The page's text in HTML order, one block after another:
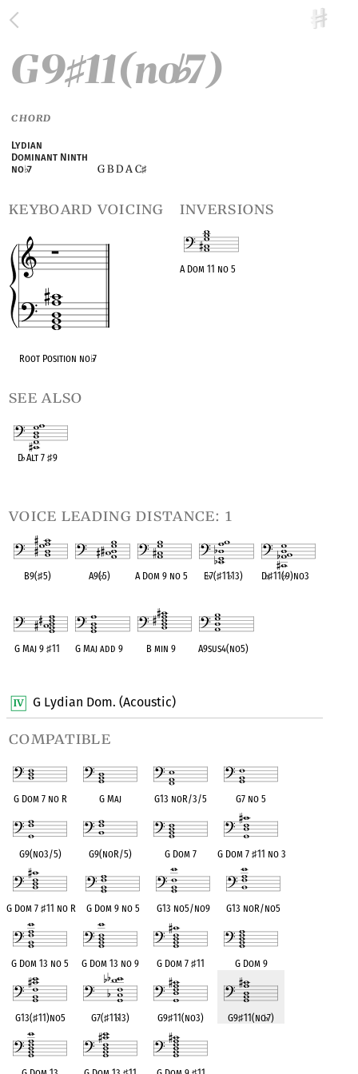
G Lydian Dom. (Acoustic)
compatible
G Dom 7 no R G Maj G13 noR/3/5 G7 no 5
G9(no3/5) G9(noR/5) G Dom 7 G Dom 7♯11 no 3
G Dom 7 ♯11 no R G Dom 9 no 5 G13 no5/no9 G13 noR/no5
G Dom 13 no 5 G Dom 13 no 9 G Dom 7♯11 G Dom 9
G13(♯11)no5 G7(♯11♭13) G9♯11(no3) G9♯11(no♭7)
G9♯11(no♭7)
CHORD
Lydian
Dominant Ninth
no♭7 G B D A C♯
keyboard voicing
Root Position no♭7
inversions
A Dom 11 no 5
see also
D♭Alt 7 ♯9
voice leading distance: 1
B9(♯5) A9(♭5) A Dom 9 no 5 E♭7(♯11♭13) D♭♯11(♭9)no3
G Maj 9♯11 G Maj add 9 B min 9 A9sus4(no5)